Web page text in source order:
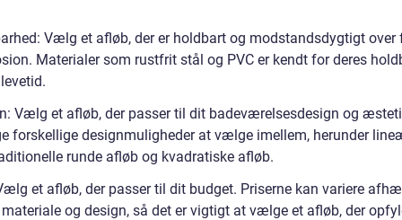
Vælg et afløb, der er holdbart og modstandsdygtigt over
Materialer som rustfrit stål og PVC er kendt for deres
Vælg et afløb, der passer til dit badeværelsesdesign og
forskellige designmuligheder at vælge imellem, herunder
runde afløb og kvadratiske afløb.
et afløb, der passer til dit budget. Priserne kan variere
og design, så det er vigtigt at vælge et afløb, der